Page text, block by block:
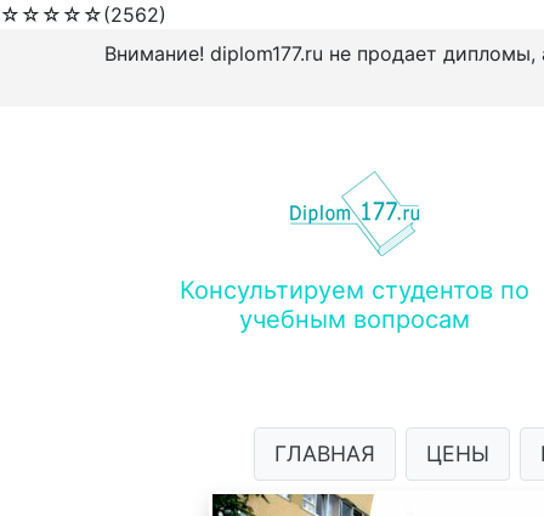
☆ ☆ ☆ ☆ ☆(2562)
Внимание! diplom177.ru не продает
Консультируем студентов по
учебным вопросам
ГЛАВНАЯ ЦЕНЫ